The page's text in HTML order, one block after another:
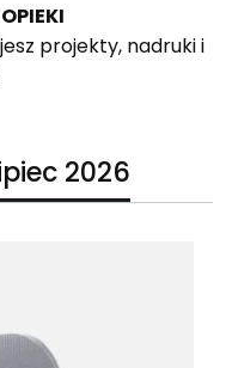
projekty, nadruki i
2026